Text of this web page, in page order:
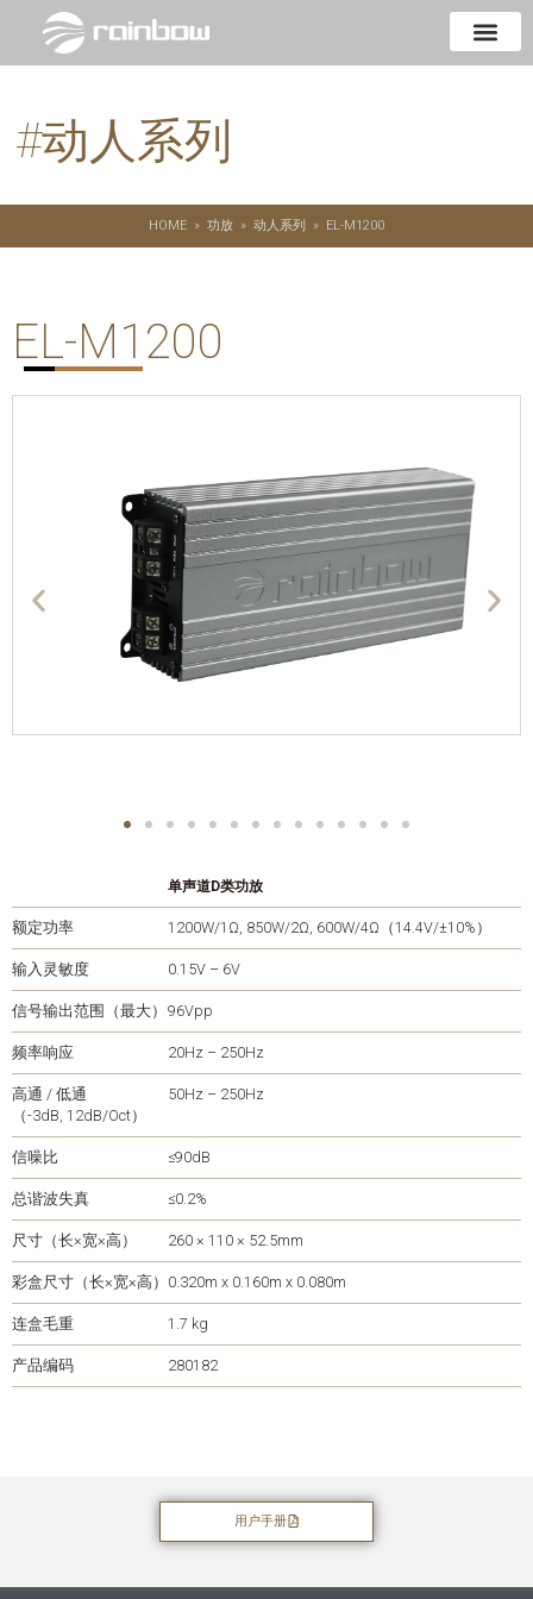
#动人系列
HOME » 功放 » 动人系列 » EL-M1200
EL-M1200
单声道D类功放
额定功率 1200W/1Ω, 850W/2Ω, 600W/4Ω（14.4V/±10%）
输入灵敏度 0.15V – 6V
信号输出范围（最大） 96Vpp
频率响应 20Hz – 250Hz
高通 / 低通
（-3dB, 12dB/Oct）
50Hz – 250Hz
信噪比 ≤90dB
总谐波失真 ≤0.2%
尺寸（长×宽×高） 260 × 110 × 52.5mm
彩盒尺寸（长×宽×高） 0.320m x 0.160m x 0.080m
连盒毛重 1.7 kg
产品编码 280182
用户手册